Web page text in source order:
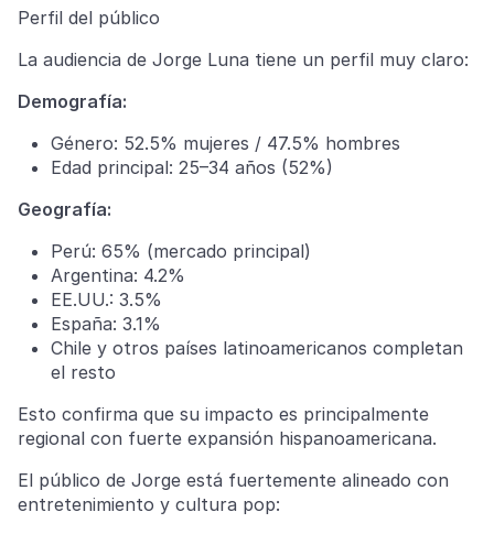
Perfil del público
La audiencia de Jorge Luna tiene un perfil muy claro:
Demografía:
Género: 52.5% mujeres / 47.5% hombres
Edad principal: 25–34 años (52%)
Geografía:
Perú: 65% (mercado principal)
Argentina: 4.2%
EE.UU.: 3.5%
España: 3.1%
Chile y otros países latinoamericanos completan
el resto
Esto confirma que su impacto es principalmente
regional con fuerte expansión hispanoamericana.
El público de Jorge está fuertemente alineado con
entretenimiento y cultura pop: